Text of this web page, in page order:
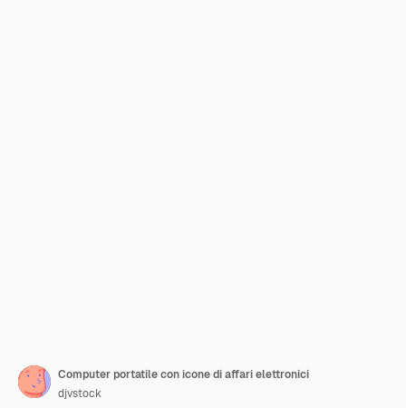
Computer portatile con icone di affari elettronici
djvstock